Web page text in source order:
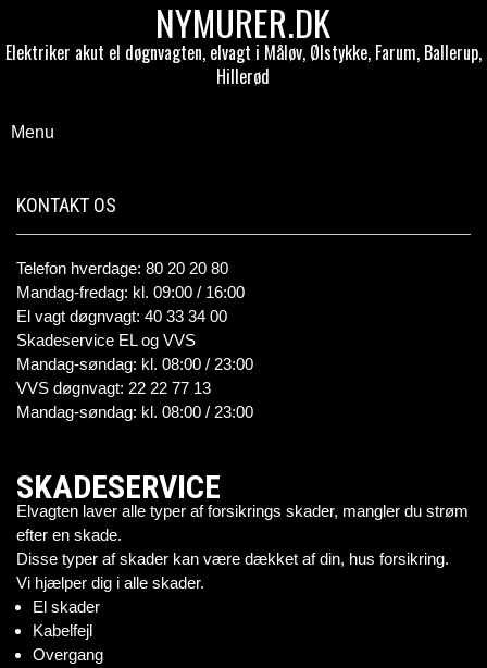
NYMURER.DK
Elektriker akut el døgnvagten, elvagt i Måløv, Ølstykke, Farum, Ballerup,
Hillerød
Menu
KONTAKT OS
Telefon hverdage: 80 20 20 80
Mandag-fredag: kl. 09:00 / 16:00
El vagt døgnvagt: 40 33 34 00
Skadeservice EL og VVS
Mandag-søndag: kl. 08:00 / 23:00
VVS døgnvagt: 22 22 77 13
Mandag-søndag: kl. 08:00 / 23:00
SKADESERVICE
Elvagten laver alle typer af forsikrings skader, mangler du strøm
efter en skade.
Disse typer af skader kan være dækket af din, hus forsikring.
Vi hjælper dig i alle skader.
El skader
Kabelfejl
Overgang